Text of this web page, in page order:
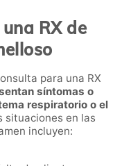
RX de
para una RX
síntomas o
respiratorio o el
situaciones en las
incluyen: